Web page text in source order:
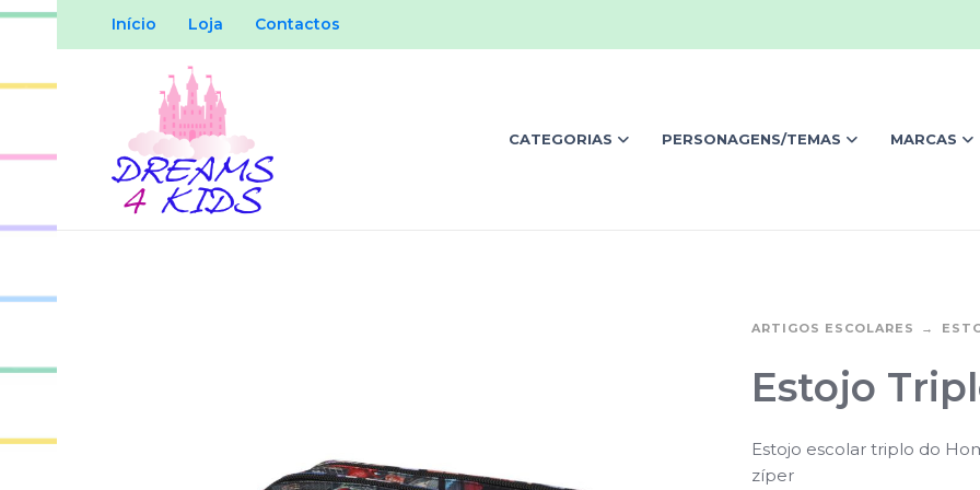
Início Loja Contactos
CATEGORIAS PERSONAGENS/TEMAS MARCAS
ARTIGOS ESCOLARES
Estojo
Estojo escolar triplo do
zíper